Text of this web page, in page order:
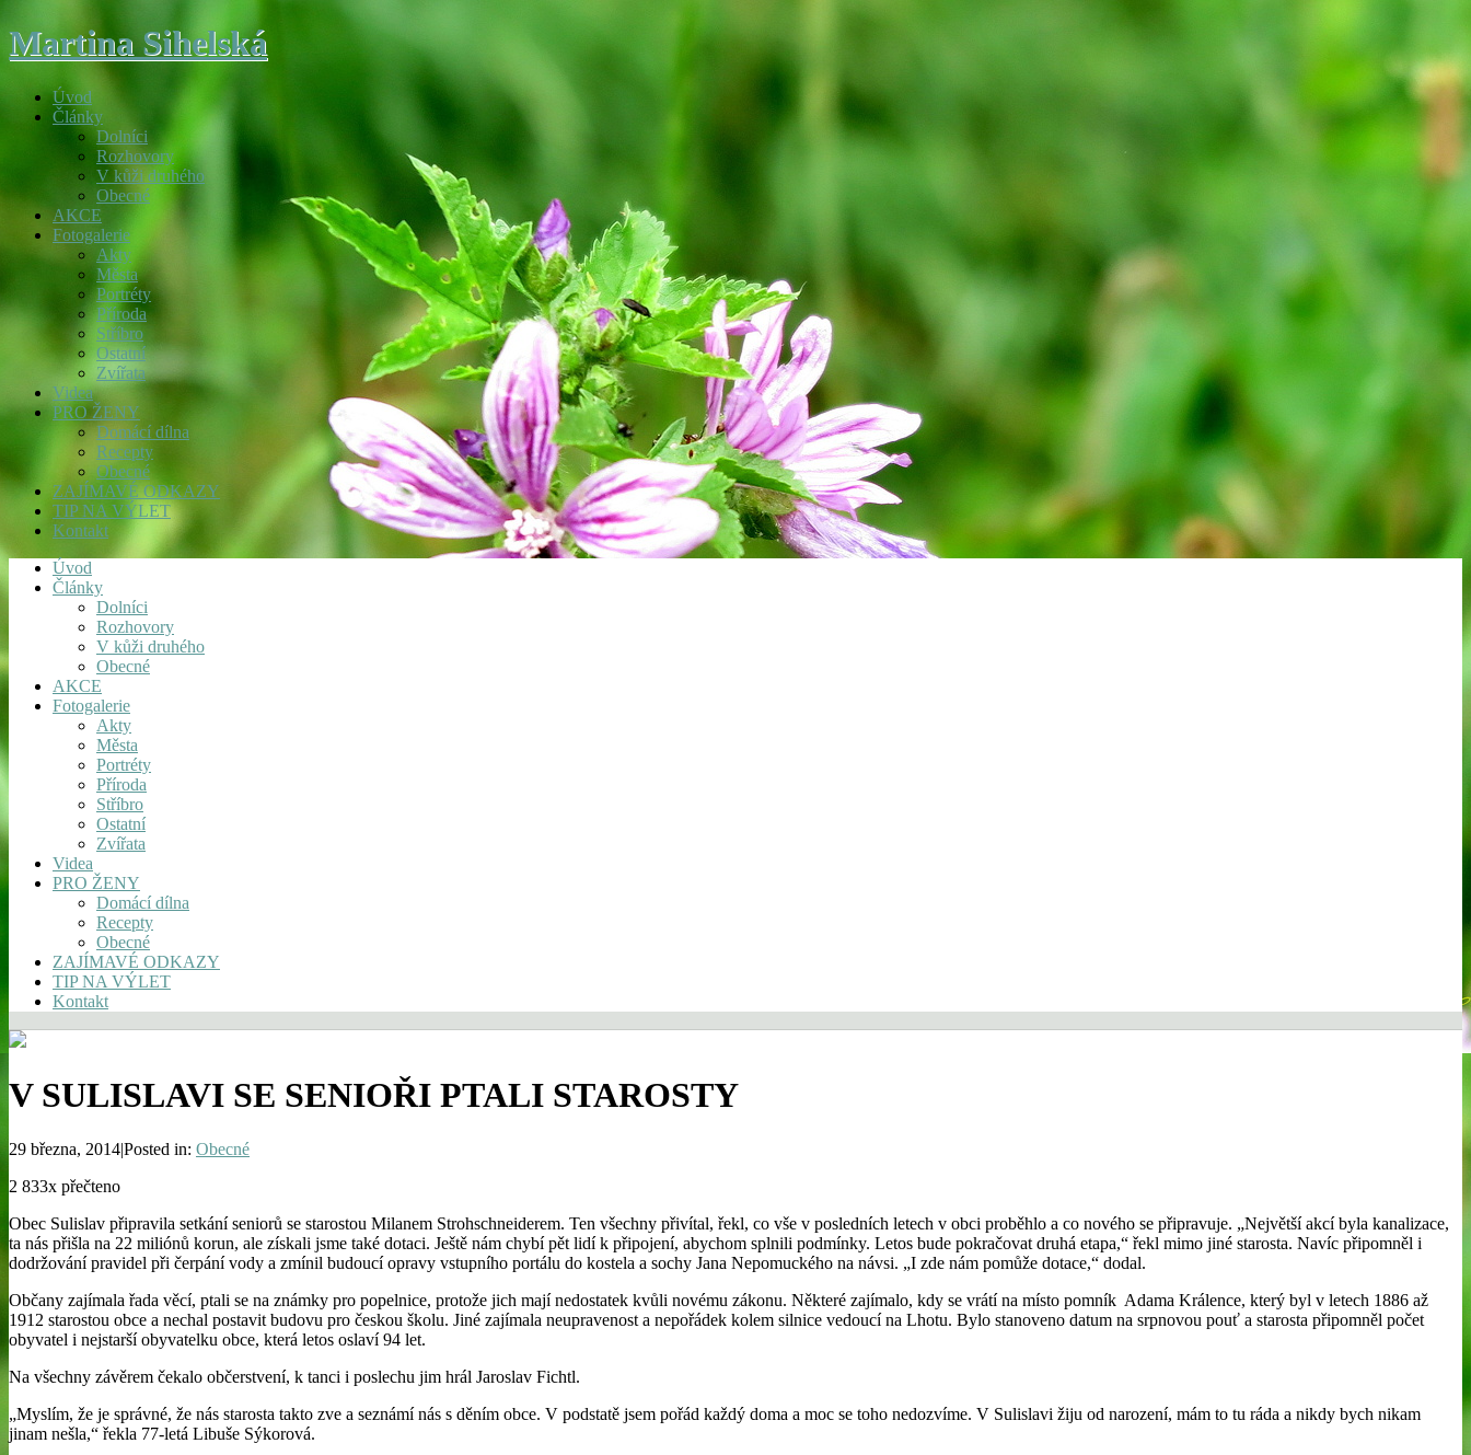
Martina Sihelská
Úvod
Články
Dolníci
Rozhovory
V kůži druhého
Obecné
AKCE
Fotogalerie
Akty
Města
Portréty
Příroda
Stříbro
Ostatní
Zvířata
Videa
PRO ŽENY
Domácí dílna
Recepty
Obecné
ZAJÍMAVÉ ODKAZY
TIP NA VÝLET
Kontakt
Úvod
Články
Dolníci
Rozhovory
V kůži druhého
Obecné
AKCE
Fotogalerie
Akty
Města
Portréty
Příroda
Stříbro
Ostatní
Zvířata
Videa
PRO ŽENY
Domácí dílna
Recepty
Obecné
ZAJÍMAVÉ ODKAZY
TIP NA VÝLET
Kontakt
V SULISLAVI SE SENIOŘI PTALI STAROSTY
29 března, 2014|Posted in: Obecné
2 833x přečteno
Obec Sulislav připravila setkání seniorů se starostou Milanem Strohschneiderem. Ten všechny přivítal, řekl, co vše v posledních letech v obci proběhlo a co nového se připravuje. „Největší akcí byla kanalizace,
ta nás přišla na 22 miliónů korun, ale získali jsme také dotaci. Ještě nám chybí pět lidí k připojení, abychom splnili podmínky. Letos bude pokračovat druhá etapa,“ řekl mimo jiné starosta. Navíc připomněl i
dodržování pravidel při čerpání vody a zmínil budoucí opravy vstupního portálu do kostela a sochy Jana Nepomuckého na návsi. „I zde nám pomůže dotace,“ dodal.
Občany zajímala řada věcí, ptali se na známky pro popelnice, protože jich mají nedostatek kvůli novému zákonu. Některé zajímalo, kdy se vrátí na místo pomník Adama Králence, který byl v letech 1886 až
1912 starostou obce a nechal postavit budovu pro českou školu. Jiné zajímala neupravenost a nepořádek kolem silnice vedoucí na Lhotu. Bylo stanoveno datum na srpnovou pouť a starosta připomněl počet
obyvatel i nejstarší obyvatelku obce, která letos oslaví 94 let.
Na všechny závěrem čekalo občerstvení, k tanci i poslechu jim hrál Jaroslav Fichtl.
„Myslím, že je správné, že nás starosta takto zve a seznámí nás s děním obce. V podstatě jsem pořád každý doma a moc se toho nedozvíme. V Sulislavi žiju od narození, mám to tu ráda a nikdy bych nikam
jinam nešla,“ řekla 77-letá Libuše Sýkorová.